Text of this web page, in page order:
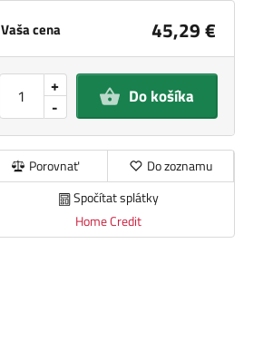
Vaša cena 45,29 €
-
+ Do košíka
Porovnať
Do zoznamu
Spočítat splátky
Home Credit